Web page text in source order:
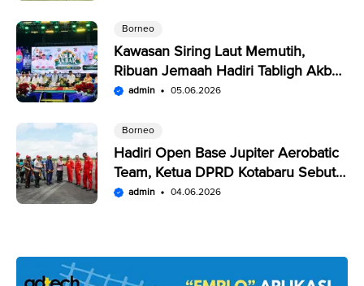
Borneo
Kawasan Siring Laut Memutih,
Ribuan Jemaah Hadiri Tabligh Akbar
HUT Kabupaten Kotabaru
admin 05.06.2026
Borneo
Hadiri Open Base Jupiter Aerobatic
Team, Ketua DPRD Kotabaru Sebut
Penampilan JAT Luar Biasa
admin 04.06.2026